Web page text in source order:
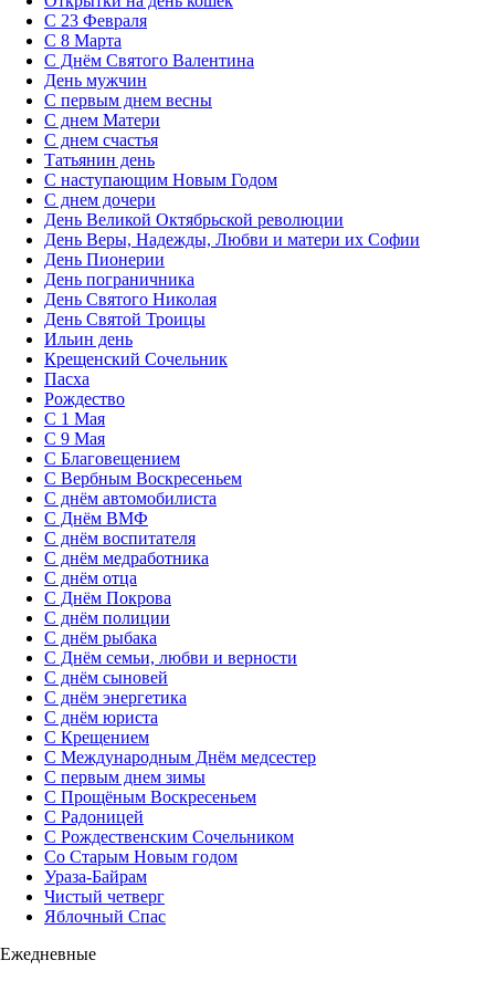
С 23 Февраля
С 8 Марта
С Днём Святого Валентина
День мужчин
С первым днем весны
С днем Матери
C днем счастья
Татьянин день
C наступающим Новым Годом
C днем дочери
День Великой Октябрьской революции
День Веры, Надежды, Любви и матери их Софии
День Пионерии
День пограничника
День Святого Николая
День Святой Троицы
Ильин день
Крещенский Сочельник
Пасха
Рождество
С 1 Мая
С 9 Мая
С Благовещением
С Вербным Воскресеньем
С днём автомобилиста
С Днём ВМФ
С днём воспитателя
С днём медработника
С днём отца
С Днём Покрова
С днём полиции
С днём рыбака
С Днём семьи, любви и верности
С днём сыновей
С днём энергетика
С днём юриста
С Крещением
С Международным Днём медсестер
С первым днем зимы
С Прощёным Воскресеньем
С Радоницей
С Рождественским Сочельником
Со Старым Новым годом
Ураза-Байрам
Чистый четверг
Яблочный Спас
Ежедневные